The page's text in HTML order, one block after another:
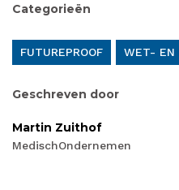
Categorieën
FUTUREPROOF WET- EN
Geschreven door
Martin Zuithof
MedischOndernemen